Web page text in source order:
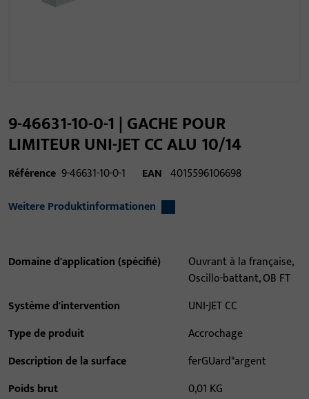
9-46631-10-0-1 | GACHE POUR
LIMITEUR UNI-JET CC ALU 10/14
Référence 9-46631-10-0-1 EAN 4015596106698
Weitere Produktinformationen
Domaine d'application (spécifié)
Ouvrant à la française,
Oscillo-battant, OB FT
Système d'intervention
UNI-JET CC
Type de produit
Accrochage
Description de la surface
ferGUard*argent
Poids brut
0,01 KG